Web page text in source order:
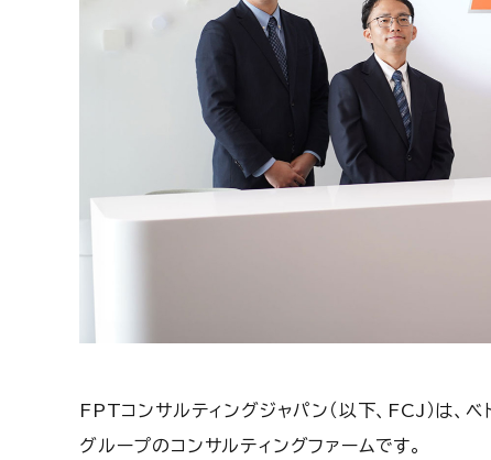
FPTコンサルティングジャパン（以下、FCJ）は、
グループのコンサルティングファームです。